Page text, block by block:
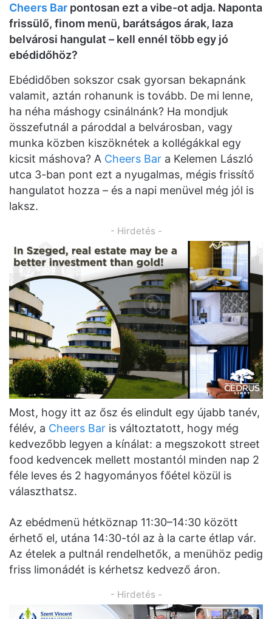
Cheers Bar pontosan ezt a vibe-ot adja. Naponta
frissülő, finom menü, barátságos árak, laza
belvárosi hangulat – kell ennél több egy jó
ebédidőhöz?
Ebédidőben sokszor csak gyorsan bekapnánk
valamit, aztán rohanunk is tovább. De mi lenne,
ha néha máshogy csinálnánk? Ha mondjuk
összefutnál a pároddal a belvárosban, vagy
munka közben kiszöknétek a kollégákkal egy
kicsit máshova? A Cheers Bar a Kelemen László
utca 3-ban pont ezt a nyugalmas, mégis frissítő
hangulatot hozza – és a napi menüvel még jól is
laksz.
- Hirdetés -
Most, hogy itt az ősz és elindult egy újabb tanév,
félév, a Cheers Bar is változtatott, hogy még
kedvezőbb legyen a kínálat: a megszokott street
food kedvencek mellett mostantól minden nap 2
féle leves és 2 hagyományos főétel közül is
választhatsz.
Az ebédmenü hétköznap 11:30–14:30 között
érhető el, utána 14:30-tól az à la carte étlap vár.
Az ételek a pultnál rendelhetők, a menühöz pedig
friss limonádét is kérhetsz kedvező áron.
- Hirdetés -